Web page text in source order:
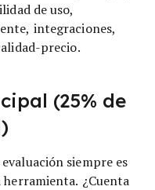
de uso,
integraciones,
precio.
(25% de
siempre es
¿Cuenta